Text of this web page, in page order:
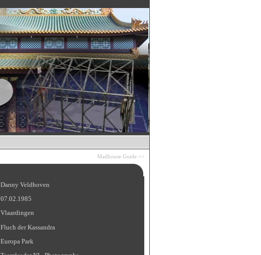
Madhouse Guide >>
Danny Veldhoven
07.02.1985
Vlaardingen
Fluch der Kassandra
Europa Park